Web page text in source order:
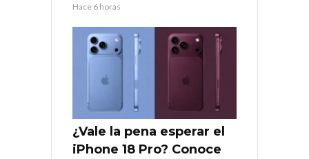
Hace 6 horas
¿Vale la pena esperar el
iPhone 18 Pro? Conoce